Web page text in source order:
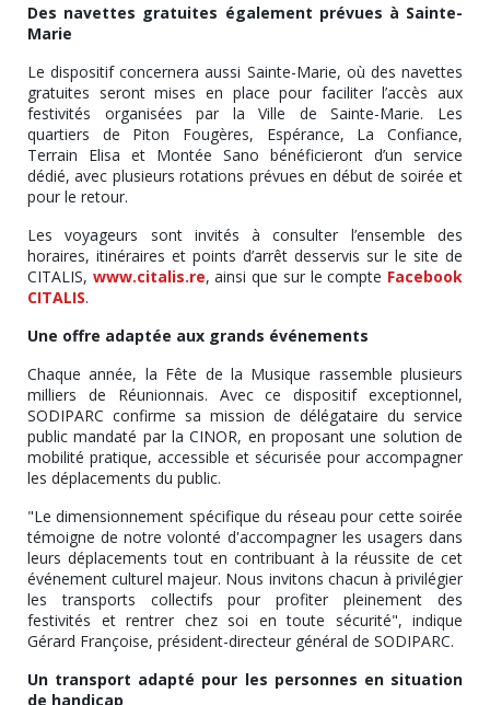
Des navettes gratuites également prévues à Sainte-
Marie
Le dispositif concernera aussi Sainte-Marie, où des navettes
gratuites seront mises en place pour faciliter l’accès aux
festivités organisées par la Ville de Sainte-Marie. Les
quartiers de Piton Fougères, Espérance, La Confiance,
Terrain Elisa et Montée Sano bénéficieront d’un service
dédié, avec plusieurs rotations prévues en début de soirée et
pour le retour.
Les voyageurs sont invités à consulter l’ensemble des
horaires, itinéraires et points d’arrêt desservis sur le site de
CITALIS, www.citalis.re, ainsi que sur le compte Facebook
CITALIS.
Une offre adaptée aux grands événements
Chaque année, la Fête de la Musique rassemble plusieurs
milliers de Réunionnais. Avec ce dispositif exceptionnel,
SODIPARC confirme sa mission de délégataire du service
public mandaté par la CINOR, en proposant une solution de
mobilité pratique, accessible et sécurisée pour accompagner
les déplacements du public.
"Le dimensionnement spécifique du réseau pour cette soirée
témoigne de notre volonté d'accompagner les usagers dans
leurs déplacements tout en contribuant à la réussite de cet
événement culturel majeur. Nous invitons chacun à privilégier
les transports collectifs pour profiter pleinement des
festivités et rentrer chez soi en toute sécurité", indique
Gérard Françoise, président-directeur général de SODIPARC.
Un transport adapté pour les personnes en situation
de handicap